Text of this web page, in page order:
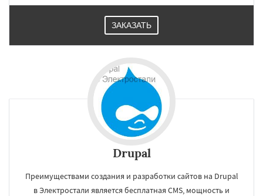
ЗАКАЗАТЬ
Drupal
Преимуществами создания и разработки сайтов на Drupal
в Электростали является бесплатная CMS, мощность и